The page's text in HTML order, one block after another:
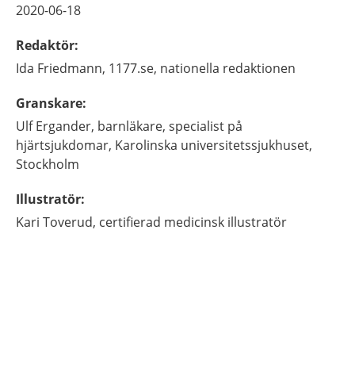
2020-06-18
Redaktör:
Ida Friedmann, 1177.se, nationella redaktionen
Granskare:
UlfErgander, barnläkare, specialist på
hjärtsjukdomar, Karolinska universitetssjukhuset,
Stockholm
Illustratör:
Kari Toverud, certifierad medicinsk illustratör